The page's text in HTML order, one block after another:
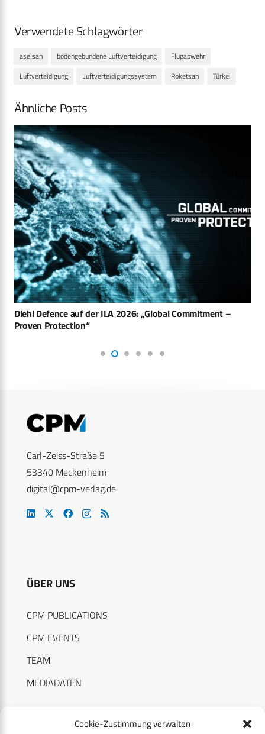
Cookie-Zustimmung verwalten
Verwendete Schlagwörter
aselsan bodengebundene Luftverteidigung
Flugabwehr
Luftverteidigung
Luftverteidigungssystem Roketsan Türkei
Ähnliche Posts
Diehl Defence auf der ILA 2026: „Global Commitment –
Proven Protection“
Carl-Zeiss-Straße 5
53340 Meckenheim
digital@cpm-verlag.de
ÜBER UNS
CPM PUBLICATIONS
CPM EVENTS
TEAM
MEDIADATEN